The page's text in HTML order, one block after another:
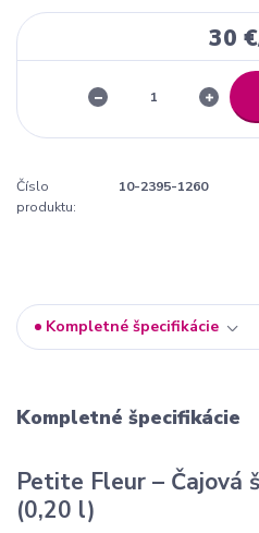
30 €
Číslo
produktu:
10-2395-1260
Kompletné špecifikácie
Kompletné špecifikácie
Petite Fleur – Čajová
(0,20 l)